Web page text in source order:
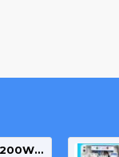
Foco Proyector LED 200W OSRAM IP65 Color Ajustable Exterior e Interior